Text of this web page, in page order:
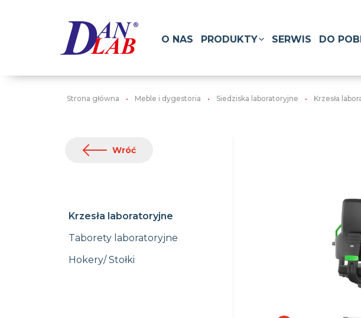
O NAS PRODUKTY SERWIS DO
Strona główna Meble i dygestoria Siedziska laboratoryjne Krzesła
Wróć
Krzesła laboratoryjne
Taborety laboratoryjne
Hokery/ Stołki